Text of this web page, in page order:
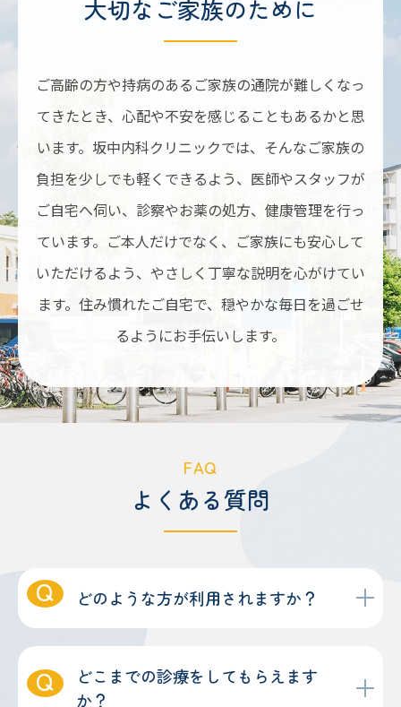
大切なご家族のために
ご高齢の方や持病のあるご家族の通院が難しくなっ
てきたとき、心配や不安を感じることもあるかと思
います。坂中内科クリニックでは、そんなご家族の
負担を少しでも軽くできるよう、医師やスタッフが
ご自宅へ伺い、診察やお薬の処方、健康管理を行っ
ています。ご本人だけでなく、ご家族にも安心して
いただけるよう、やさしく丁寧な説明を心がけてい
ます。住み慣れたご自宅で、穏やかな毎日を過ごせ
るようにお手伝いします。
FAQ
よくある質問
どのような方が利用されますか？
どこまでの診療をしてもらえます
か？